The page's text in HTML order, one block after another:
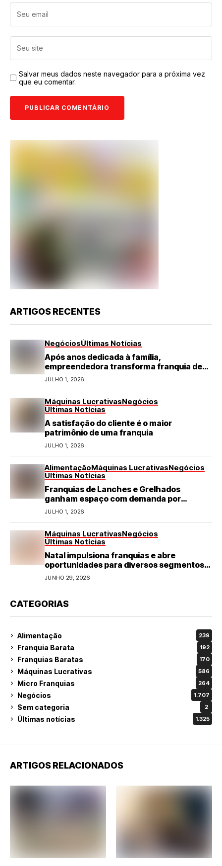
Salvar meus dados neste navegador para a próxima vez
que eu comentar.
ARTIGOS RECENTES
NegóciosÚltimas Notícias
Após anos dedicada à família,
empreendedora transforma franquia de
turismo em negócio de destaque no RN
JULHO 1, 2026
Máquinas LucrativasNegócios
Últimas Notícias
A satisfação do cliente é o maior
patrimônio de uma franquia
JULHO 1, 2026
AlimentaçãoMáquinas LucrativasNegócios
Últimas Notícias
Franquias de Lanches e Grelhados
ganham espaço com demanda por
refeições rápidas e de qualidade
JULHO 1, 2026
Máquinas LucrativasNegócios
Últimas Notícias
Natal impulsiona franquias e abre
oportunidades para diversos segmentos
do varejo
JUNHO 29, 2026
CATEGORIAS
Alimentação 239
Franquia Barata 192
Franquias Baratas 170
Máquinas Lucrativas 586
Micro Franquias 264
Negócios 1.707
Sem categoria 2
Últimas notícias 1.325
ARTIGOS RELACIONADOS